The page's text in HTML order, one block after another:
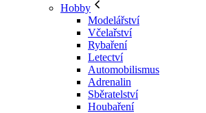
Hobby
Modelářství
Včelařství
Rybaření
Letectví
Automobilismus
Adrenalin
Sběratelství
Houbaření